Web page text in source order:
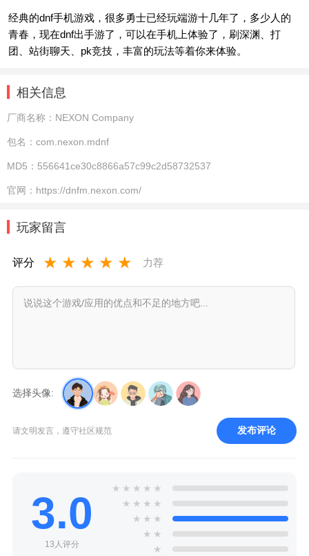
经典的dnf手机游戏，很多勇士已经玩端游十几年了，多少人的
青春，现在dnf出手游了，可以在手机上体验了，刷深渊、打
团、站街聊天、pk竞技，丰富的玩法等着你来体验。
相关信息
厂商名称： NEXON Company
包名： com.nexon.mdnf
MD5： 556641ce30c8866a57c99c2d58732537
官网： https://dnfm.nexon.com/
玩家留言
评分 ★ ★ ★ ★ ★ 力荐
选择头像:
请文明发言，遵守社区规范 发布评论
3.0
13人评分
★ ★ ★ ★ ★
★ ★ ★ ★
★ ★ ★
★ ★
★